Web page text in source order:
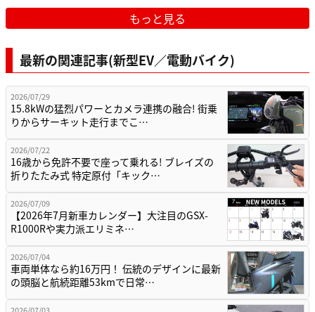
もっと見る
最新の関連記事(新型EV／電動バイク)
2026/07/29
15.8kWの猛烈パワーとカメラ連携の融合! 街乗
りからサーキット走行までこ…
2026/07/22
16歳から免許不要で座って乗れる! ブレイズの
折りたたみ式 特定原付「キック…
2026/07/09
【2026年7月新車カレンダー】大注目のGSX-
R1000Rや実力派エリミネ…
2026/07/04
車両単体なら約16万円！ 伝統のデザインに最新
の頭脳と航続距離53kmで日常…